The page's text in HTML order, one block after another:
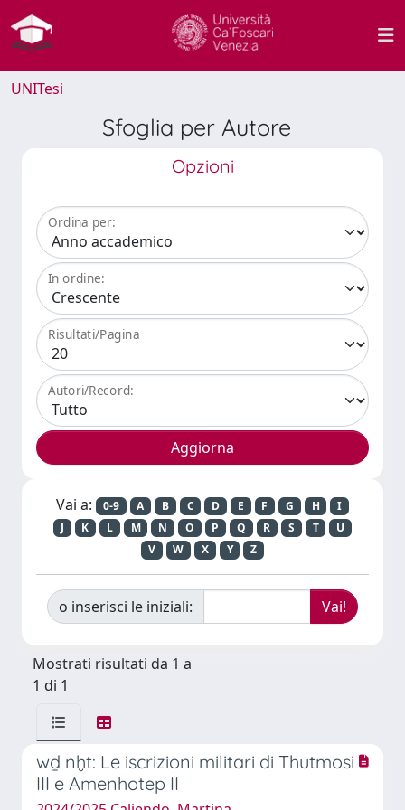
UNITesi
Sfoglia per Autore
Opzioni
Ordina per:
In ordine:
Risultati/Pagina
Autori/Record:
Vai a: 0-9 A B C D E F G H
I
J
K L M N O P Q R S T
U
V
W X Y Z
o inserisci le iniziali:
Mostrati risultati da 1 a
1 di 1
wḏ nḫt: Le iscrizioni militari di Thutmosi
III e Amenhotep II